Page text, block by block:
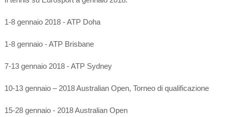
1-8 gennaio 2018 - ATP Doha
1-8 gennaio - ATP Brisbane
7-13 gennaio 2018 - ATP Sydney
10-13 gennaio – 2018 Australian Open, Torneo di qualificazione
15-28 gennaio - 2018 Australian Open